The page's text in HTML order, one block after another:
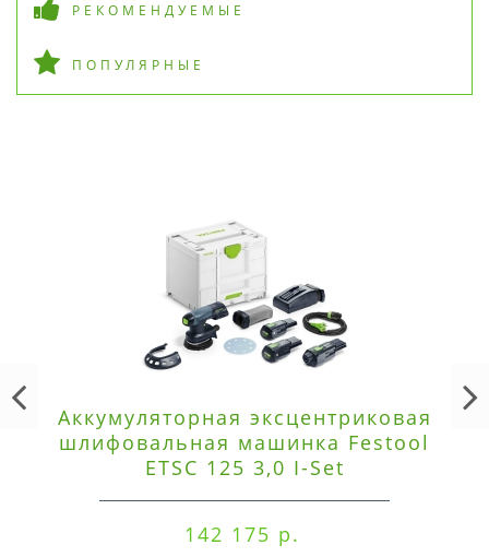
РЕКОМЕНДУЕМЫЕ
ПОПУЛЯРНЫЕ
Аккумуляторная эксцентриковая
шлифовальная машинка Festool
ETSC 125 3,0 I-Set
142 175 р.